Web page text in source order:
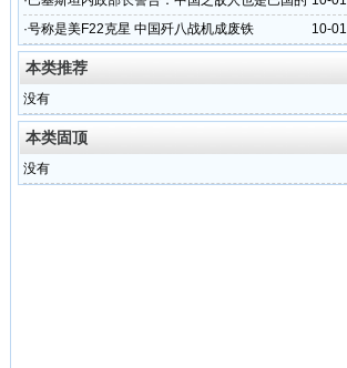
敌人
10-01
·号称是美F22克星 中国歼八战机成废铁
本类推荐
没有
本类固顶
没有